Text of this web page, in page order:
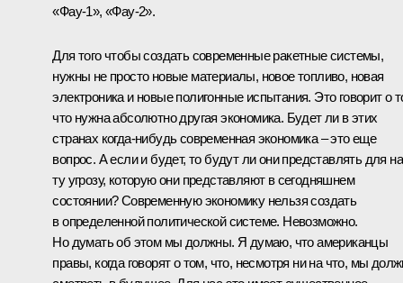
«Фау-1», «Фау-2».
Для того чтобы создать современные ракетные системы,
нужны не просто новые материалы, новое топливо, новая
электроника и новые полигонные испытания. Это говорит о
что нужна абсолютно другая экономика. Будет ли в этих
странах когда‑нибудь современная экономика – это еще
вопрос. А если и будет, то будут ли они представлять для
ту угрозу, которую они представляют в сегодняшнем
состоянии? Современную экономику нельзя создать
в определенной политической системе. Невозможно.
Но думать об этом мы должны. Я думаю, что американцы
правы, когда говорят о том, что, несмотря ни на что, мы